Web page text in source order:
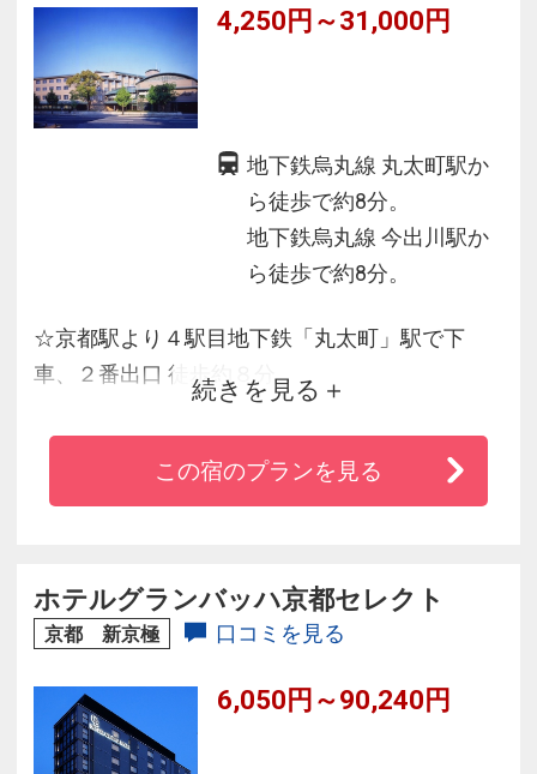
4,250円～31,000円
地下鉄烏丸線 丸太町駅か
ら徒歩で約8分。
地下鉄烏丸線 今出川駅か
ら徒歩で約8分。
☆京都駅より４駅目地下鉄「丸太町」駅で下
車、２番出口 徒歩約８分
☆御所・蛤御門前の緑あふれる閑静な佇まい
が、京都市景観賞を受賞した落ち着いた雰囲気
続きを見る
この宿のプランを見る
ホテルグランバッハ京都セレクト
京都 新京極 口コミを見る
6,050円～90,240円